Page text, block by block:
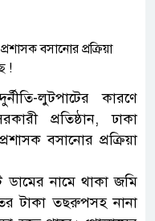
লুটপাটের কারণে
প্রতিষ্ঠান, ঢাকা
বসানোর প্রক্রিয়া
ডামের নামে থাকা জমি
টাকা তছরুপসহ নানা